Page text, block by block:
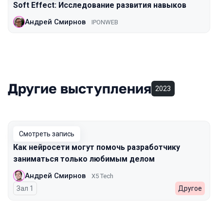
Soft Effect: Исследование развития навыков
Андрей Смирнов IPONWEB
Другие выступления 2023
Смотреть запись
Как нейросети могут помочь разработчику
заниматься только любимым делом
Андрей Смирнов X5 Tech
Зал 1 Другое